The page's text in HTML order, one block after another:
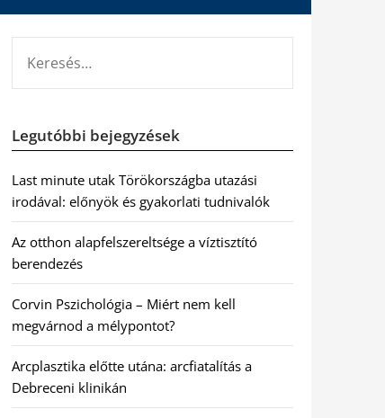
Legutóbbi bejegyzések
Last minute utak Törökországba utazási
irodával: előnyök és gyakorlati tudnivalók
Az otthon alapfelszereltsége a víztisztító
berendezés
Corvin Pszichológia – Miért nem kell
megvárnod a mélypontot?
Arcplasztika előtte utána: arcfiatalítás a
Debreceni klinikán